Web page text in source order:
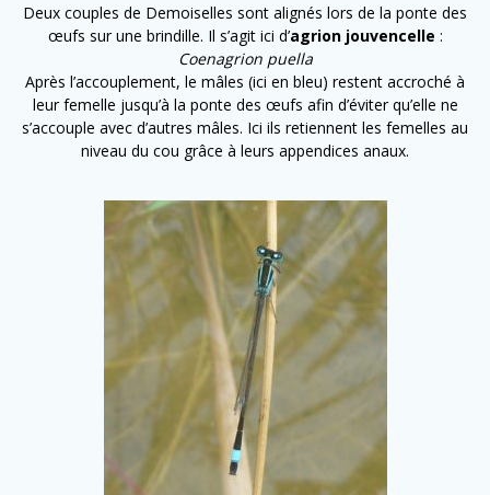
Deux couples de Demoiselles sont alignés lors de la ponte des
œufs sur une brindille. Il s’agit ici d’agrion jouvencelle :
Coenagrion puella
Après l’accouplement, le mâles (ici en bleu) restent accroché à
leur femelle jusqu’à la ponte des œufs afin d’éviter qu’elle ne
s’accouple avec d’autres mâles. Ici ils retiennent les femelles au
niveau du cou grâce à leurs appendices anaux.